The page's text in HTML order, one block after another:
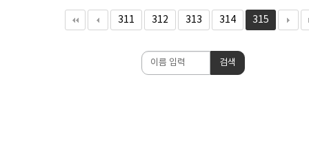
311 312 313 314 315
색
검색